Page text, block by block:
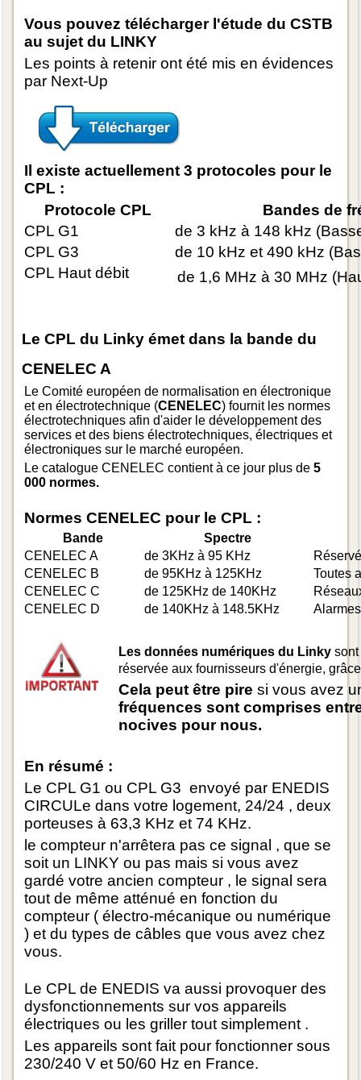
Vous pouvez télécharger l'étude du CSTB
au sujet du LINKY
Les points à retenir ont été mis en évidences
par Next-Up
Il existe actuellement 3 protocoles pour le
CPL :
Protocole CPL
Bandes de
CPL G1
de 3 kHz à 148 kHz
CPL G3
de 10 kHz et 490 kHz
CPL Haut débit
de 1,6 MHz à 30 MHz
Le CPL du Linky émet dans la bande du
CENELEC A
Le Comité européen de normalisation en électronique
et en électrotechnique (CENELEC) fournit les normes
électrotechniques afin d'aider le développement des
services et des biens électrotechniques, électriques et
électroniques sur le marché européen.
Le catalogue CENELEC contient à ce jour plus de5
000 normes.
Normes CENELEC pour le CPL :
Bande
Spectre
CENELEC A
de 3KHz à 95 KHz
CENELEC B
de 95KHz à 125KHz
Toutes
CENELEC C
de 125KHz de 140KHz
CENELEC D
de 140KHz à 148.5KHz
Les données numériques du Linky
réservée aux fournisseurs d'énergie,
Cela peut être piresi vous avez
fréquences sont comprises
nocives pour nous.
En résumé :
Le CPL G1 ou CPL G3 envoyé par ENEDIS
CIRCULe dans votre logement, 24/24 , deux
porteuses à 63,3 KHz et 74 KHz.
le compteur n'arrêtera pas ce signal , que se
soit un LINKY ou pas mais si vous avez
gardé votre ancien compteur , le signal sera
tout de même atténué en fonction du
compteur ( électro-mécanique ou numérique
) et du types de câbles que vous avez chez
vous.
Le CPL de ENEDIS va aussi provoquer des
dysfonctionnements sur vos appareils
électriques ou les griller tout simplement .
Les appareils sont fait pour fonctionner sous
230/240 V et 50/60 Hz en France.